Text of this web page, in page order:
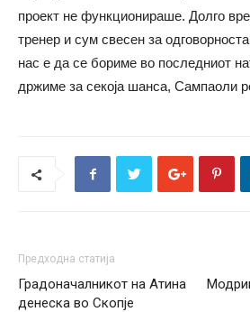
проект не функционираше. Долго
тренер и сум свесен за
нас е да се бориме во последниот
држиме за секоја шанса, Сампаоли
Предходна статија
Градоначалникот на Атина
денеска во Скопје